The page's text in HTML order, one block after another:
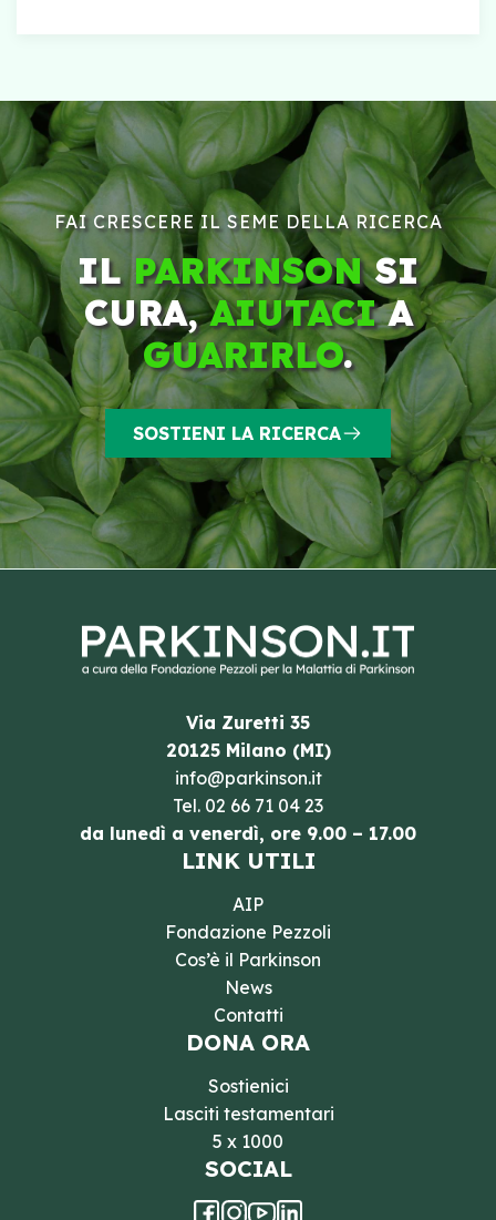
FAI CRESCERE IL SEME DELLA RICERCA
ILPARKINSONSI
CURA,AIUTACIA
GUARIRLO.
SOSTIENI LA RICERCA
Via Zuretti 35
20125 Milano (MI)
info@parkinson.it
Tel. 02 66 71 04 23
da lunedì a venerdì, ore 9.00 – 17.00
LINK UTILI
AIP
Fondazione Pezzoli
Cos’è il Parkinson
News
Contatti
DONA ORA
Sostienici
Lasciti testamentari
5 x 1000
SOCIAL